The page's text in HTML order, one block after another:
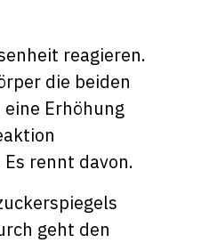
reagieren.
die beiden
Erhöhung
rennt davon.
geht den